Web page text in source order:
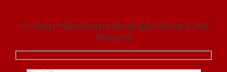
Vui lòng nhập thông tin để đăng ký làm đại lý của
chúng tôi